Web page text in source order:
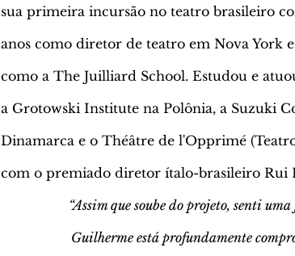
sua primeira incursão no teatro brasileiro
anos como diretor de teatro em Nova York
como a The Juilliard School. Estudou e
a Grotowski Institute na Polônia, a Suzuki
Dinamarca e o Théâtre de l'Opprimé
com o premiado diretor ítalo-brasileiro Rui
“Assim que soube do projeto, senti
Guilherme está profundamente